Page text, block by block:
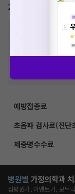
가격표
비급여 항목의 경우,
한 가격은 해당 의료기
격입니다. (진료와 연관
산정될 수 있는 점 참고
예방접종료
초음파 검사료(진단
제증명수수료
병원별 가정의학과
심평원가, 이벤트가, 모두